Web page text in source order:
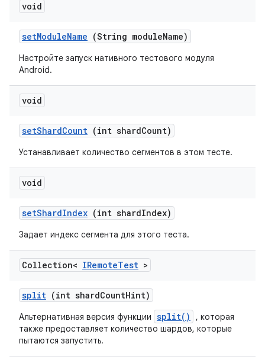
void
setModuleName (String moduleName)
Настройте запуск нативного тестового модуля
Android.
void
setShardCount (int shardCount)
Устанавливает количество сегментов в этом тесте.
void
setShardIndex (int shardIndex)
Задает индекс сегмента для этого теста.
Collection< IRemoteTest >
split (int shardCountHint)
Альтернативная версия функции split()
, которая
также предоставляет количество шардов, которые
пытаются запустить.